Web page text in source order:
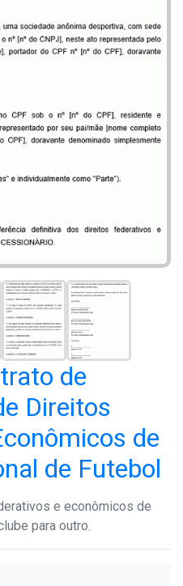
de
Direitos
de
de Futebol
e econômicos de
para outro.